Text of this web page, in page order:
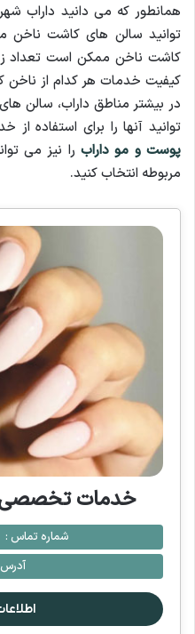
همانطور که می دانید داراب
توانید سالن های کاشت ناخن
کاشت ناخن ممکن است تعداد
کیفیت خدمات هر کدام از ناخن
در بیشتر مناطق داراب، سالن
توانید آنها را برای استفاده
پوست و مو دارابرا نیز می
مربوطه انتخاب کنید.
خدمات تخصصی
شماره تماس :